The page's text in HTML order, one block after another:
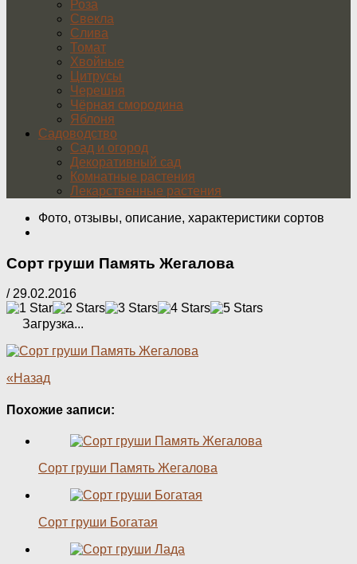
Роза
Свекла
Слива
Томат
Хвойные
Цитрусы
Черешня
Чёрная смородина
Яблоня
Садоводство
Сад и огород
Декоративный сад
Комнатные растения
Лекарственные растения
Фото, отзывы, описание, характеристики сортов
Сорт груши Память Жегалова
/29.02.2016
Загрузка...
«Назад
Похожие записи:
Сорт груши Память Жегалова
Сорт груши Богатая